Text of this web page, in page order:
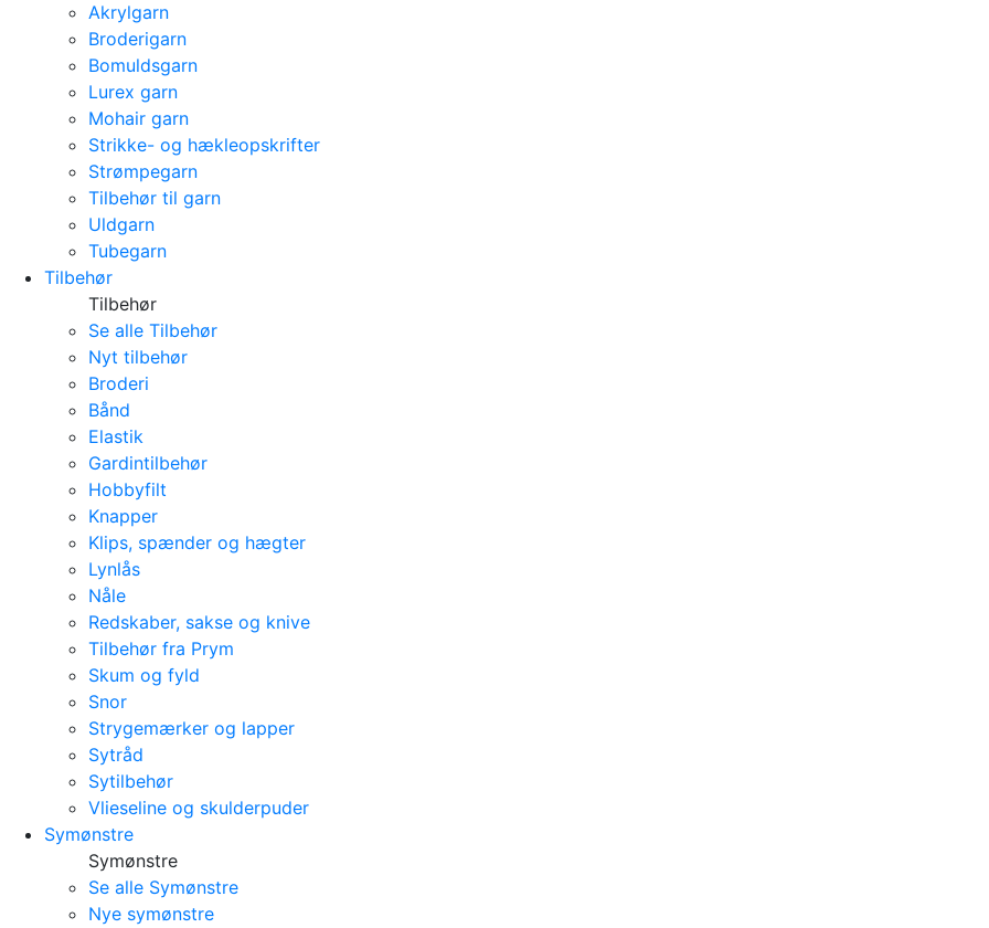
Akrylgarn
Broderigarn
Bomuldsgarn
Lurex garn
Mohair garn
Strikke- og hækleopskrifter
Strømpegarn
Tilbehør til garn
Uldgarn
Tubegarn
Tilbehør
Tilbehør
Se alle Tilbehør
Nyt tilbehør
Broderi
Bånd
Elastik
Gardintilbehør
Hobbyfilt
Knapper
Klips, spænder og hægter
Lynlås
Nåle
Redskaber, sakse og knive
Tilbehør fra Prym
Skum og fyld
Snor
Strygemærker og lapper
Sytråd
Sytilbehør
Vlieseline og skulderpuder
Symønstre
Symønstre
Se alle Symønstre
Nye symønstre